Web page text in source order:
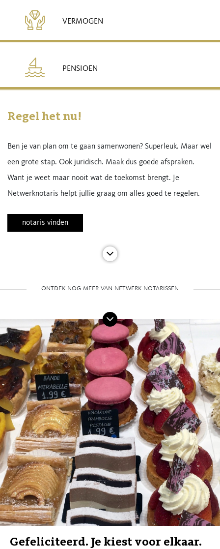
VERMOGEN
PENSIOEN
Regel het nu!
Ben je van plan om te gaan samenwonen? Superleuk. Maar wel
een grote stap. Ook juridisch. Maak dus goede afspraken.
Want je weet maar nooit wat de toekomst brengt. Je
Netwerknotaris helpt jullie graag om alles goed te regelen.
notaris vinden
ontdek nog meer van netwerk notarissen
Gefeliciteerd. Je kiest voor elkaar.